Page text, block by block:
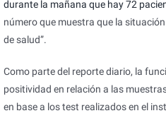
durante la mañana que hay 72
número que muestra que la
de salud”.
Como parte del reporte diario, la
positividad en relación a las
en base a los test realizados en el